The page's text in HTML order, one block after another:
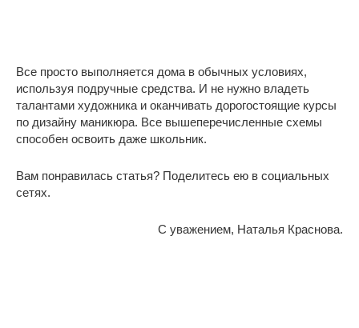
Все просто выполняется дома в обычных условиях,
используя подручные средства. И не нужно владеть
талантами художника и оканчивать дорогостоящие курсы
по дизайну маникюра. Все вышеперечисленные схемы
способен освоить даже школьник.
Вам понравилась статья? Поделитесь ею в социальных
сетях.
С уважением, Наталья Краснова.